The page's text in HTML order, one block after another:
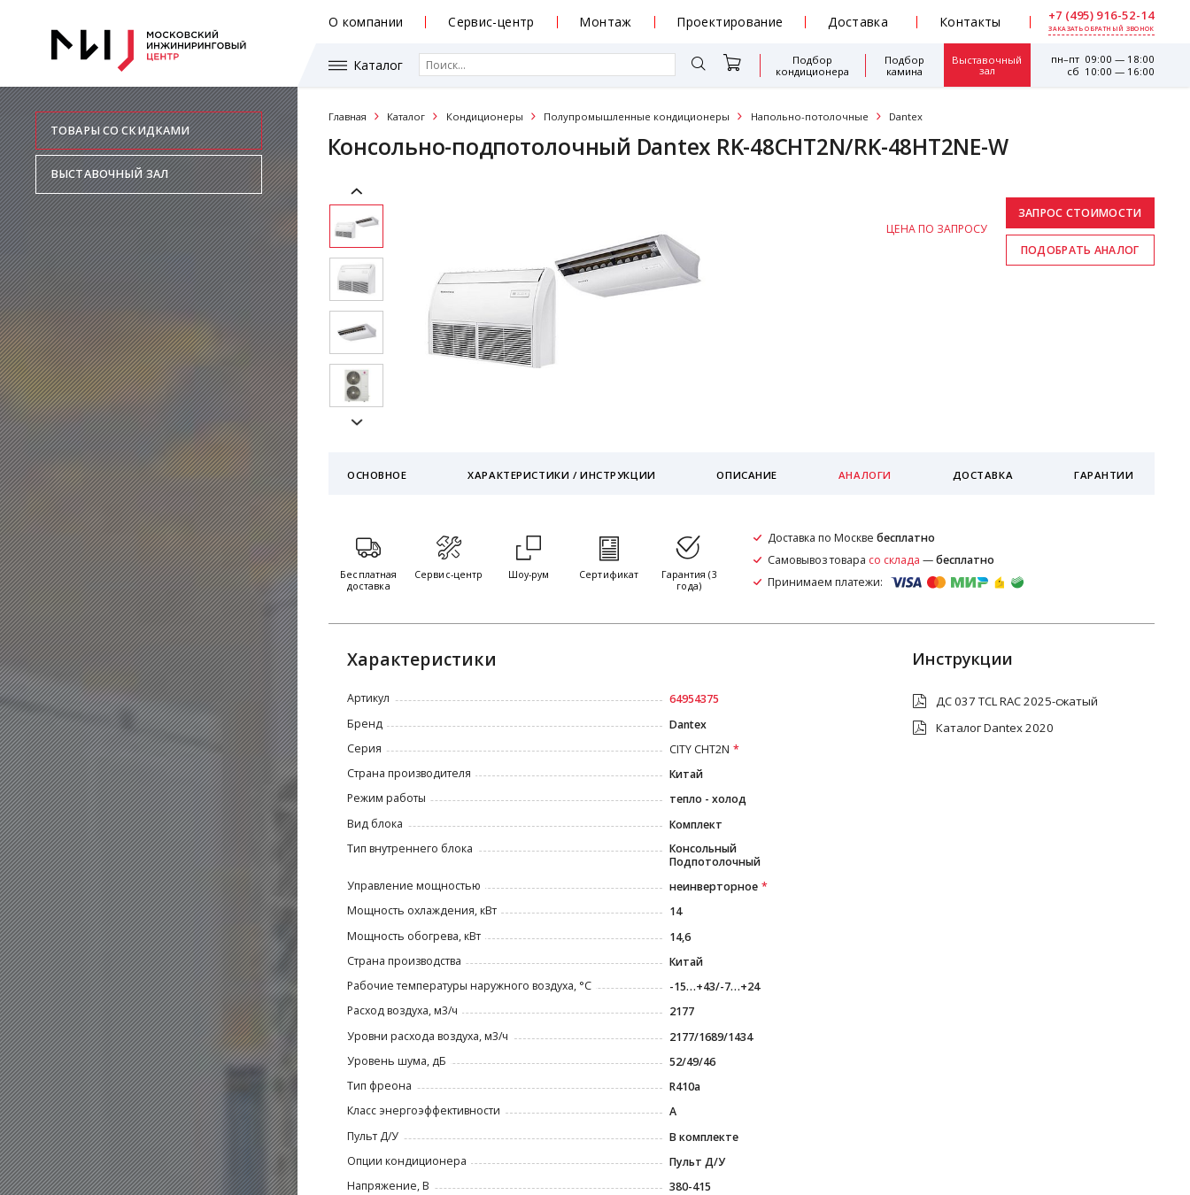
О компании Сервис-центр Монтаж Проектирование Доставка Контакты +7 (495) 916-52-14
ЗАКАЗАТЬ ОБРАТНЫЙ ЗВОНОК
Каталог
Подбор
кондиционера
Подбор
камина
Выставочный
зал
пн–пт 09:00 — 18:00
сб 10:00 — 16:00
ТОВАРЫ СО СКИДКАМИ
ВЫСТАВОЧНЫЙ ЗАЛ
Главная Каталог Кондиционеры Полупромышленные кондиционеры Напольно-потолочные Dantex
Консольно-подпотолочный Dantex RK-48CHT2N/RK-48HT2NE-W
ЦЕНА ПО ЗАПРОСУ
ОСНОВНОЕ ХАРАКТЕРИСТИКИ / ИНСТРУКЦИИ ОПИСАНИЕ АНАЛОГИ ДОСТАВКА ГАРАНТИИ
Бесплатная
доставка
Сервис-центр Шоу-рум Сертификат
Гарантия (3
года)
Доставка по Москве бесплатно
Самовывоз товара со склада —бесплатно
Принимаем платежи:
Характеристики
Артикул
64954375
Бренд
Dantex
Серия
CITY CHT2N
Страна производителя
Китай
Режим работы
тепло - холод
Вид блока
Комплект
Тип внутреннего блока
Консольный
Подпотолочный
Управление мощностью
неинверторное
Мощность охлаждения, кВт
14
Мощность обогрева, кВт
14,6
Страна производства
Китай
Рабочие температуры наружного воздуха, °С
-15…+43/-7…+24
Расход воздуха, м3/ч
2177
Уровни расхода воздуха, м3/ч
2177/1689/1434
Уровень шума, дБ
52/49/46
Тип фреона
R410a
Класс энергоэффективности
A
Пульт Д/У
В комплекте
Опции кондиционера
Пульт Д/У
Напряжение, В
380-415
Инструкции
ДС 037 TCL RAC 2025-сжатый
Каталог Dantex 2020